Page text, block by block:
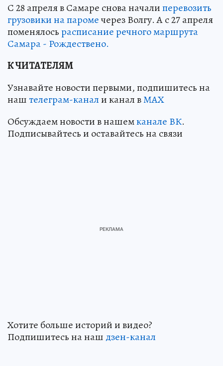
С 28 апреля в Самаре снова началиперевозить
грузовики на паромечерез Волгу. А с 27 апреля
поменялосьрасписание речного маршрута
Самара - Рождествено.
К ЧИТАТЕЛЯМ
Узнавайте новости первыми, подпишитесь на
наштелеграм-канали канал вМАХ
Обсуждаем новости в нашемканале ВК.
Подписывайтесь и оставайтесь на связи
Хотите больше историй и видео?
Подпишитесь на наш дзен-канал